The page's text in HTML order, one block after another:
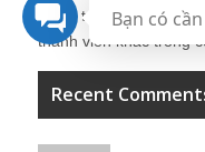
Quản trị Nhân sự
thành viên khác trong
Recent
Bạn có